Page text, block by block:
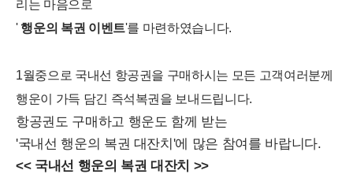
리는 마음으로
' 행운의 복권 이벤트'를 마련하였습니다.
1월중으로 국내선 항공권을 구매하시는 모든 고객여러분께
행운이 가득 담긴 즉석복권을 보내드립니다.
항공권도 구매하고 행운도 함께 받는
'국내선 행운의 복권 대잔치'에 많은 참여를 바랍니다.
<< 국내선 행운의 복권 대잔치 >>